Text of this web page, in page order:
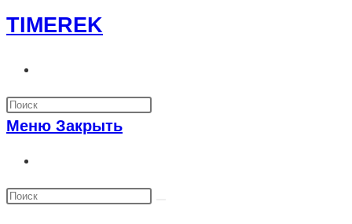
Перейти
к
TIMEREK
по
веб-
Меню Закрыть
по